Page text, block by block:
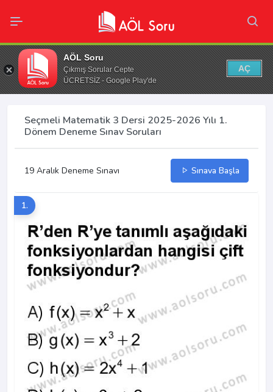
AÖL Soru
Çıkmış Sorular Cepte
ÜCRETSİZ - Google Play'de
AÇ
Seçmeli Matematik 3 Dersi 2025-2026 Yılı 1.
Dönem Deneme Sınav Soruları
19 Aralık Deneme Sınavı Sınava Başla
1.